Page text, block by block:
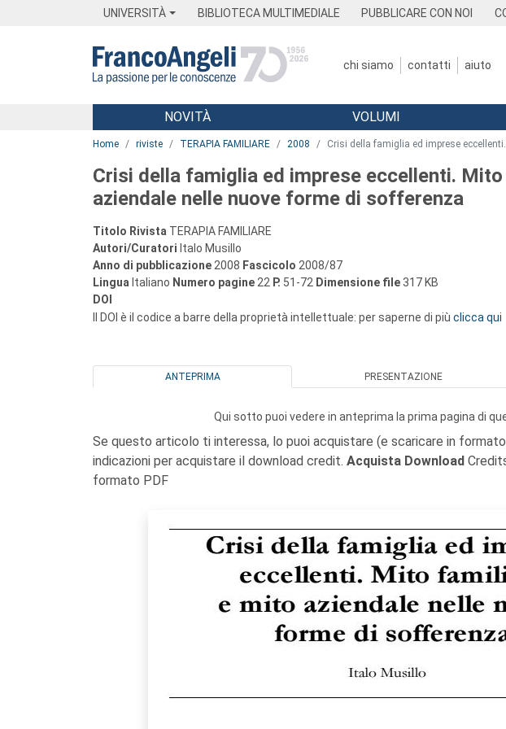
UNIVERSITÀ BIBLIOTECA MULTIMEDIALE PUBBLICARE CON NOI
chi siamo contatti aiuto
Menu
NOVITÀ VOLUMI
Home riviste TERAPIA FAMILIARE 2008 Crisi della famiglia ed imprese
Crisi della famiglia ed imprese eccellenti.
aziendale nelle nuove forme di sofferenza
Titolo Rivista TERAPIA FAMILIARE
Autori/Curatori Italo Musillo
Anno di pubblicazione 2008 Fascicolo 2008/87
Lingua Italiano Numero pagine 22 P. 51-72 Dimensione file 317 KB
DOI
Il DOI è il codice a barre della proprietà intellettuale: per saperne di più clicca qui
ANTEPRIMA PRESENTAZIONE
Qui sotto puoi vedere in anteprima la prima pagina di
Se questo articolo ti interessa, lo puoi acquistare (e scaricare in
indicazioni per acquistare il download credit. Acquista Download
formato PDF